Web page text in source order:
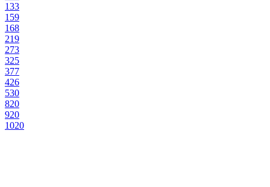
133
159
168
219
273
325
377
426
530
820
920
1020